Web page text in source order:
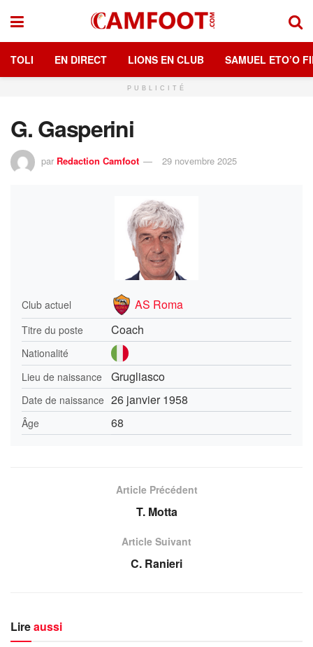
TOLI EN DIRECT LIONS EN CLUB SAMUEL ETO’O
PUBLICITÉ
G. Gasperini
par Redaction Camfoot 29 novembre 2025
Club actuel AS Roma
Titre du poste Coach
Nationalité
Lieu de naissance
Grugliasco
Date de naissance 26 janvier 1958
Âge 68
Article Précédent
T. Motta
Article Suivant
C. Ranieri
Lireaussi